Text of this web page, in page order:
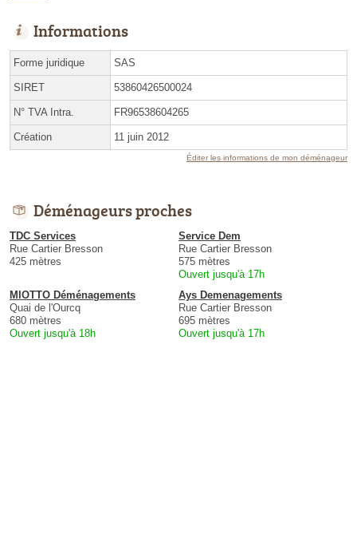
Informations
Forme juridique SAS
SIRET 53860426500024
N° TVA Intra. FR96538604265
Création 11 juin 2012
Éditer les informations de mon déménageur
Déménageurs proches
TDC Services
Rue Cartier Bresson
425 mètres
Service Dem
Rue Cartier Bresson
575 mètres
Ouvert jusqu'à 17h
MIOTTO Déménagements
Quai de l'Ourcq
680 mètres
Ouvert jusqu'à 18h
Ays Demenagements
Rue Cartier Bresson
695 mètres
Ouvert jusqu'à 17h